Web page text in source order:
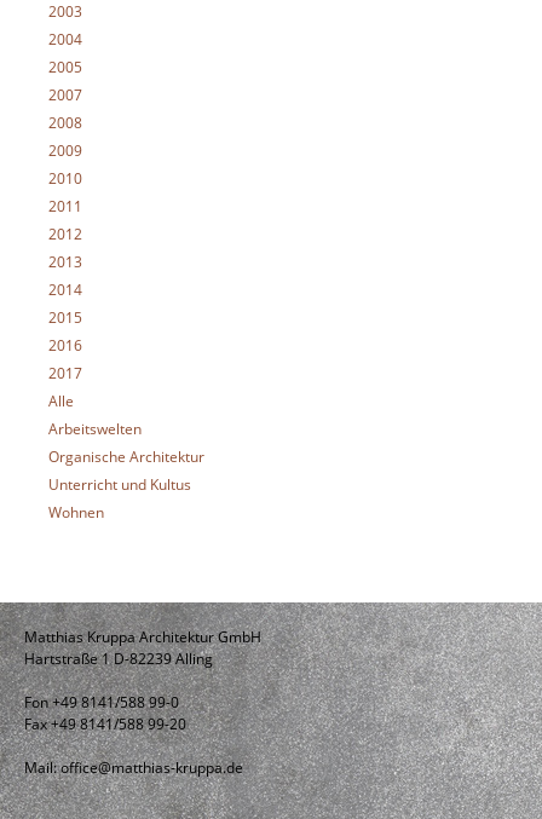
2003
2004
2005
2007
2008
2009
2010
2011
2012
2013
2014
2015
2016
2017
Alle
Arbeitswelten
Organische Architektur
Unterricht und Kultus
Wohnen
Matthias Kruppa Architektur GmbH
Hartstraße 1 D-82239 Alling
Fon +49 8141/588 99-0
Fax +49 8141/588 99-20
Mail:office@matthias-kruppa.de